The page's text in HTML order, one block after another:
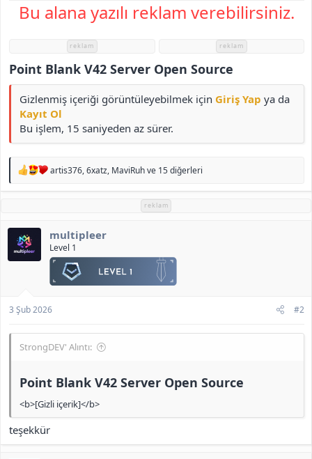
Bu alana yazılı reklam verebilirsiniz.
reklam reklam
Point Blank V42 Server Open Source​
Gizlenmiş içeriği görüntüleyebilmek için Giriş Yap ya da
Kayıt Ol
Bu işlem, 15 saniyeden az sürer.
T
p
e
r
:
artis376,6xatz, MaviRuhve 15 diğerleri
reklam
multipleer
Level 1
3 Şub 2026 #2
StrongDEV' Alıntı:
Point Blank V42 Server Open Source​
<b>[Gizli içerik]</b>
teşekkür